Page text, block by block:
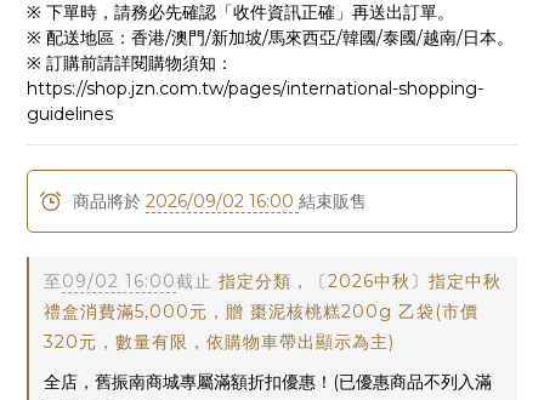
※ 下單時，請務必先確認「收件資訊正確」再送出訂單。
※ 配送地區：香港/澳門/新加坡/馬來西亞/韓國/泰國/越南/日本。
※ 訂購前請詳閱購物須知：
https://shop.jzn.com.tw/pages/international-shopping-
guidelines
商品將於 2026/09/02 16:00 結束販售
至09/02 16:00截止 指定分類，〔2026中秋〕指定中秋
禮盒消費滿5,000元，贈 棗泥核桃糕200g 乙袋(市價
320元，數量有限，依購物車帶出顯示為主)
全店，舊振南商城專屬滿額折扣優惠！(已優惠商品不列入滿